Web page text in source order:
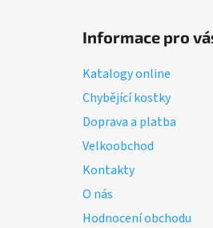
Informace pro
Katalogy online
Chybějící kostky
Doprava a platba
Velkoobchod
Kontakty
O nás
Hodnocení obchodu